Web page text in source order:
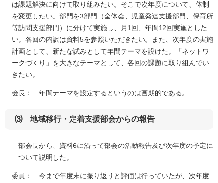
は課題解決に向けて取り組みたい。そこで次年度について、体制
を変更したい。部門を3部門（全体会、児童発達支援部門、保育所
等訪問支援部門）に分けて実施し、月1回、年間12回実施とした
い。各回の内訳は資料5を参照いただきたい。また、次年度の実施
計画として、新たな試みとして年間テーマを設けた。「ネットワ
ークづくり」を大きなテーマとして、各回の課題に取り組んでい
きたい。
会長： 年間テーマを設定するというのは画期的である。
⑶ 地域移行・定着支援部会からの報告
部会長から、資料6に沿って部会の活動報告及び次年度の予定に
ついて説明した。
委員： 今まで年度末に振り返りと評価は行っていたが、次年度